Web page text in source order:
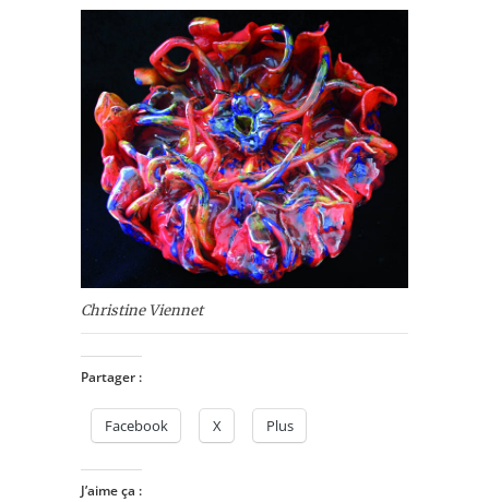
Christine Viennet
Partager :
Facebook X Plus
J’aime ça :